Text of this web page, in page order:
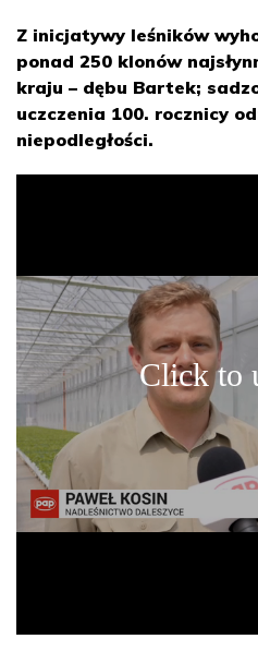
Z inicjatywy leśników
ponad 250 klonów
kraju – dębu Bartek;
uczczenia 100. rocznicy
niepodległości.